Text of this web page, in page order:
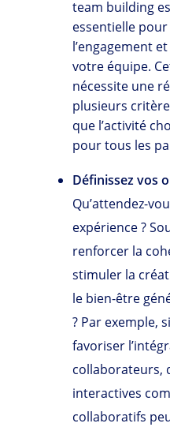
team building
essentielle
l’engagement
votre équipe.
nécessite une
plusieurs
que l’activité
pour tous les
Définissez vos
Qu’attendez-
expérience ?
renforcer la
stimuler la
le bien-être
? Par exemple,
favoriser
collaborateurs,
interactives
collaboratifs